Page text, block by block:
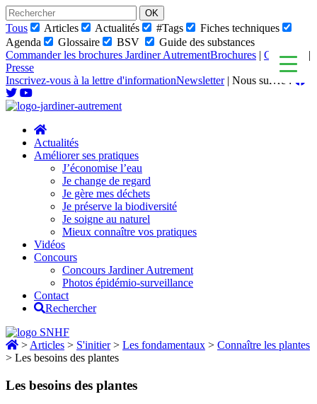
Skip
to
content
Tous Articles Actualités #Tags
Fiches techniques
Agenda
Glossaire BSV
Guide des substances
Commander les brochures Jardiner AutrementBrochures | Glossaire
|
Presse
Inscrivez-vous à la lettre d'informationNewsletter| Nous suivre :
Actualités
Améliorer ses pratiques
J’économise l’eau
Je change de regard
Je gère mes déchets
Je préserve la biodiversité
Je soigne au naturel
Mieux connaître vos pratiques
Vidéos
Concours
Concours Jardiner Autrement
Photos épidémio-surveillance
Contact
Rechercher
> Articles > S'initier> Les fondamentaux > Connaître les plantes
> Les besoins des plantes
Les besoins des plantes